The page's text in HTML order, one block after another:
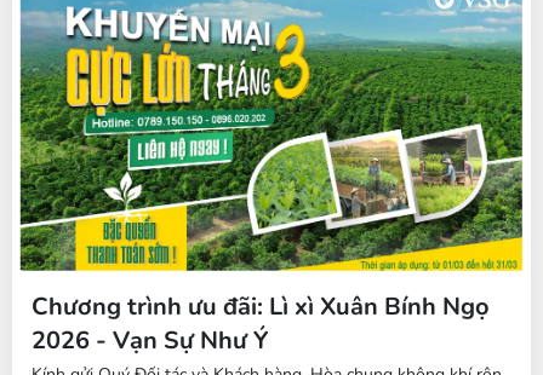
Chương trình ưu đãi: Lì xì Xuân Bính Ngọ
2026 - Vạn Sự Như Ý